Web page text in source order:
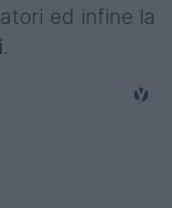
ed infine la
.